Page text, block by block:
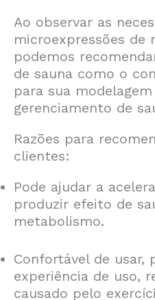
Ao observar as
microexpressões de
podemos
de sauna como o
para sua
gerenciamento de
Razões para
clientes:
Pode ajudar a
produzir efeito de
metabolismo.
Confortável de usar,
experiência de uso,
causado pelo